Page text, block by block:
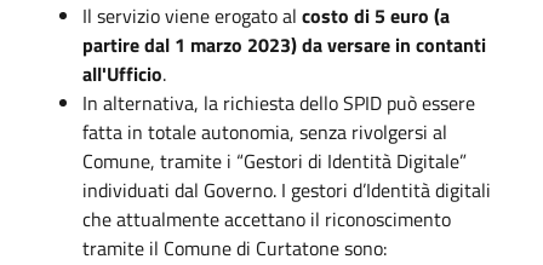
Il servizio viene erogato al costo di 5 euro (a
partire dal 1 marzo 2023) da versare in contanti
all'Ufficio.
In alternativa, la richiesta dello SPID può essere
fatta in totale autonomia, senza rivolgersi al
Comune, tramite i “Gestori di Identità Digitale”
individuati dal Governo. I gestori d’Identità digitali
che attualmente accettano il riconoscimento
tramite il Comune di Curtatone sono: